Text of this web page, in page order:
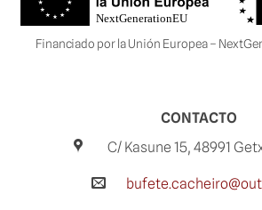
Financiado por la Unión Europea –
CONTACTO
C/ Kasune 15, 48991